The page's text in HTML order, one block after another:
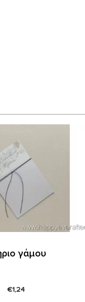
γάμου
€1,24